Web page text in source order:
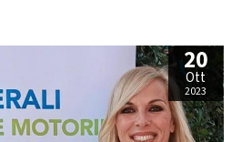
20
Ott
2023